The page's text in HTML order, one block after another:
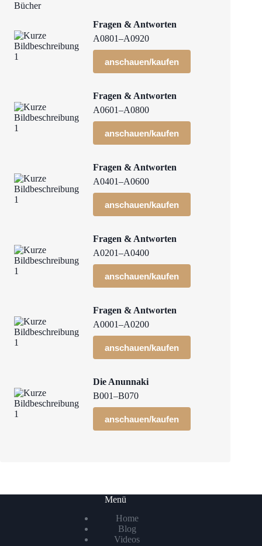
Bücher
Fragen & Antworten
A0801–A0920
anschauen/kaufen
Fragen & Antworten
A0601–A0800
anschauen/kaufen
Fragen & Antworten
A0401–A0600
anschauen/kaufen
Fragen & Antworten
A0201–A0400
anschauen/kaufen
Fragen & Antworten
A0001–A0200
anschauen/kaufen
Die Anunnaki
B001–B070
anschauen/kaufen
Menü
Home
Blog
Videos